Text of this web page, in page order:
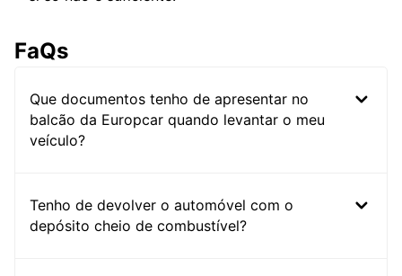
FaQs
Que documentos tenho de apresentar no
balcão da Europcar quando levantar o meu
veículo?
Tenho de devolver o automóvel com o
depósito cheio de combustível?